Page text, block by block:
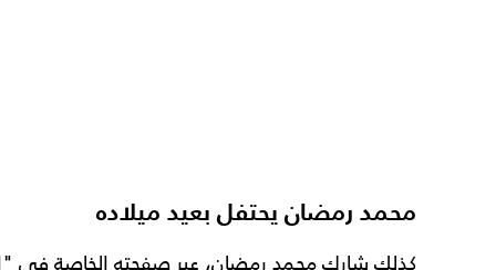
محمد رمضان يحتفل بعيد ميلاده
كذلك شارك محمد رمضان، عبر صفحته الخاصة في